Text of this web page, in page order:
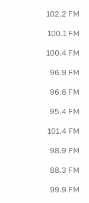
102.2 FM
100.1 FM
100.4 FM
96.9 FM
96.6 FM
95.4 FM
101.4 FM
98.9 FM
88.3 FM
99.9 FM